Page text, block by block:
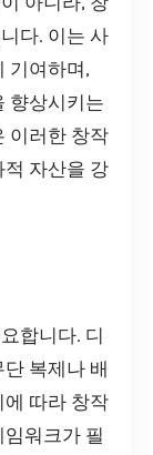
다. 이는 사
기여하며,
향상시키는
이러한 창작
자산을 강
합니다. 디
복제나 배
따라 창작
워크가 필